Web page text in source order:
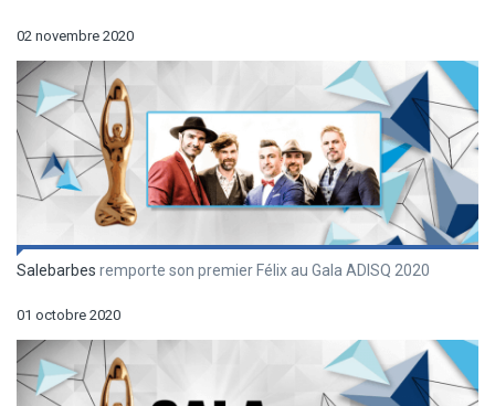
02 novembre 2020
Salebarbes remporte son premier Félix au Gala ADISQ 2020
01 octobre 2020